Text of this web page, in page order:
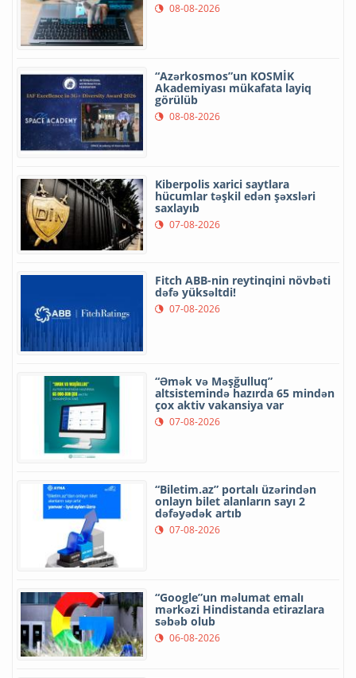
08-08-2026
“Azərkosmos”un KOSMİK
Akademiyası mükafata layiq
görülüb
08-08-2026
Kiberpolis xarici saytlara
hücumlar təşkil edən şəxsləri
saxlayıb
07-08-2026
Fitch ABB-nin reytinqini növbəti
dəfə yüksəltdi!
07-08-2026
“Əmək və Məşğulluq”
altsistemində hazırda 65 mindən
çox aktiv vakansiya var
07-08-2026
“Biletim.az” portalı üzərindən
onlayn bilet alanların sayı 2
dəfəyədək artıb
07-08-2026
“Google”un məlumat emalı
mərkəzi Hindistanda etirazlara
səbəb olub
06-08-2026